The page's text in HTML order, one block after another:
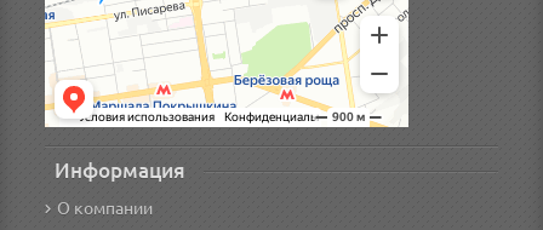
Информация
О компании